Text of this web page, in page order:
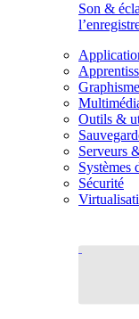
Son &
Outils &
Serveurs
Systèmes
Sécurité